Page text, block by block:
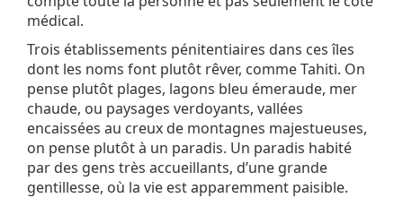
médical.
Trois établissements pénitentiaires dans ces îles
dont les noms font plutôt rêver, comme Tahiti. On
pense plutôt plages, lagons bleu émeraude, mer
chaude, ou paysages verdoyants, vallées
encaissées au creux de montagnes majestueuses,
on pense plutôt à un paradis. Un paradis habité
par des gens très accueillants, d’une grande
gentillesse, où la vie est apparemment paisible.